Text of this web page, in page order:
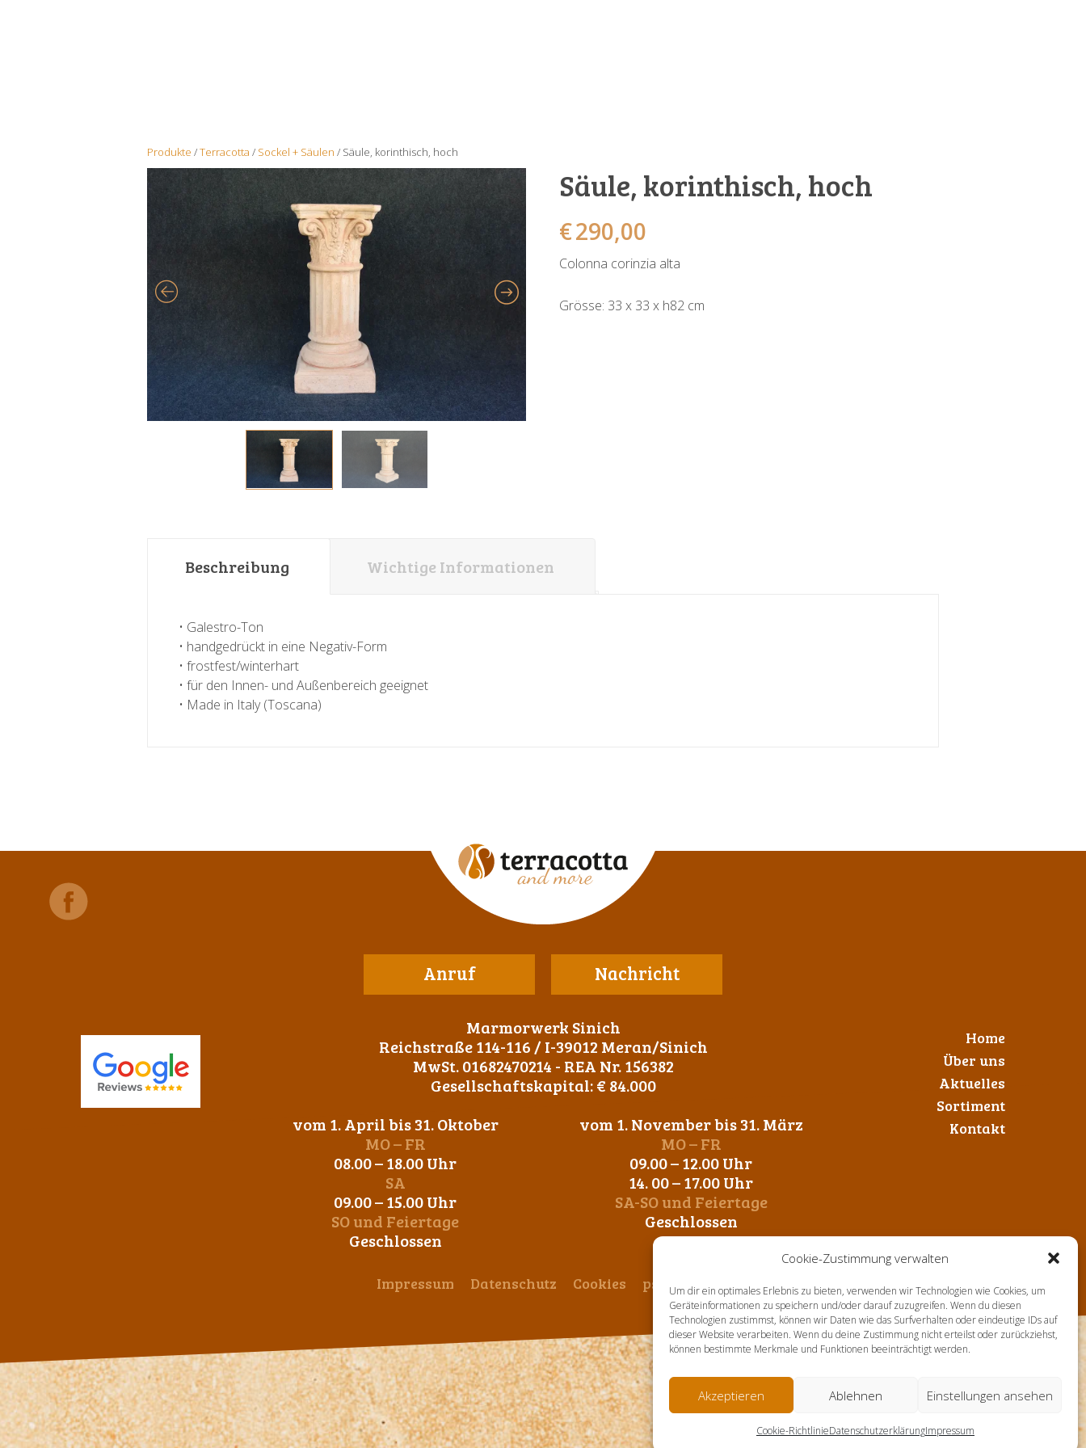
Cookie-Zustimmung verwalten
Um dir ein optimales Erlebnis zu bieten, verwenden wir Technologien wie Cookies, um
Geräteinformationen zu speichern und/oder darauf zuzugreifen. Wenn du diesen
Technologien zustimmst, können wir Daten wie das Surfverhalten oder eindeutige IDs auf
dieser Website verarbeiten. Wenn du deine Zustimmung nicht erteilst oder zurückziehst,
können bestimmte Merkmale und Funktionen beeinträchtigt werden.
Akzeptieren Ablehnen Einstellungen ansehen
Cookie-RichtlinieDatenschutzerklärungImpressum
Produkte /Terracotta / Sockel + Säulen / Säule, korinthisch, hoch
Säule, korinthisch, hoch
€290,00
Colonna corinzia alta
Grösse: 33 x 33 x h82 cm
Beschreibung Wichtige Informationen
• Galestro-Ton
• handgedrückt in eine Negativ-Form
• frostfest/winterhart
• für den Innen- und Außenbereich geeignet
• Made in Italy (Toscana)
Anruf Nachricht
Marmorwerk Sinich
Reichstraße 114-116 / I-39012 Meran/Sinich
MwSt. 01682470214 - REA Nr. 156382
Gesellschaftskapital: € 84.000
vom 1. April bis 31. Oktober
MO – FR
08.00 – 18.00 Uhr
SA
09.00 – 15.00 Uhr
SO und Feiertage
Geschlossen
vom 1. November bis 31. März
MO – FR
09.00 – 12.00 Uhr
14. 00 – 17.00 Uhr
SA-SO und Feiertage
Geschlossen
Home
Über uns
Aktuelles
Sortiment
Kontakt
Impressum Datenschutz Cookies ps-design